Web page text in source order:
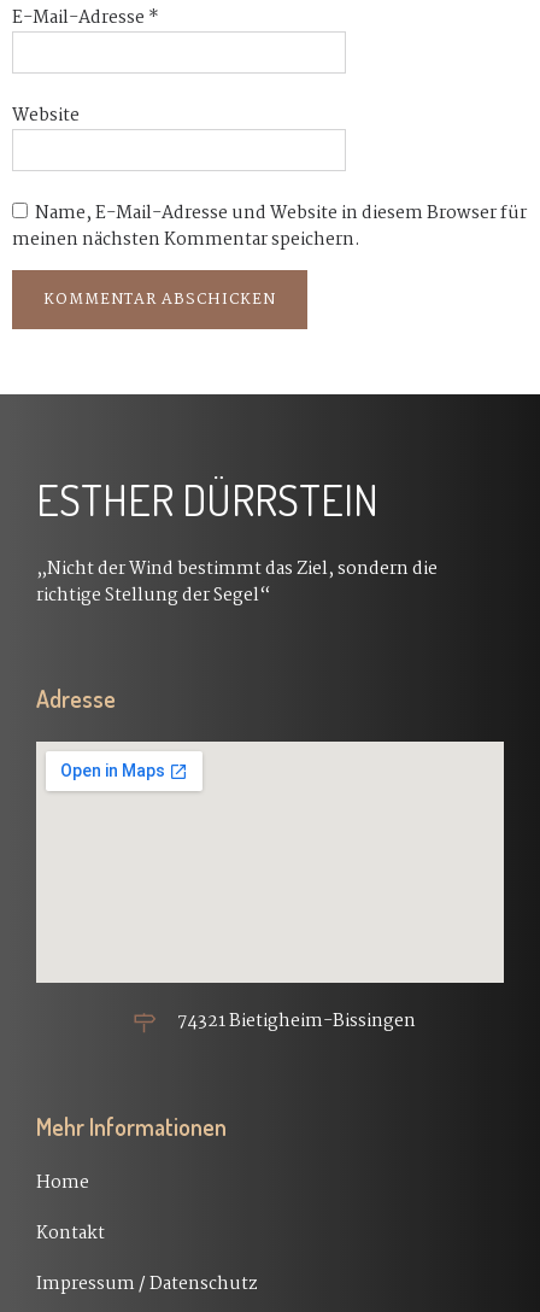
E-Mail-Adresse *
Website
Name, E-Mail-Adresse und Website in diesem Browser für
meinen nächsten Kommentar speichern.
ESTHER DÜRRSTEIN
„Nicht der Wind bestimmt das Ziel, sondern die
richtige Stellung der Segel“
Adresse
74321 Bietigheim-Bissingen
Mehr Informationen
Home
Kontakt
Impressum / Datenschutz